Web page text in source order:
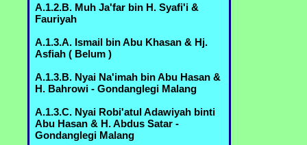
& Hj. Umi Habibah binti Sahlan
B.3.5.D.3. - Margorejo
A.6.3.F. Nyai Syifa' bin Ahmad Marzuki
& Kyai Idris Zainuddin - Bureng
A.6.3.G. Nyai Batul bin Ahmad Marzuki
& Ikhsan,Kyai Thoha - Bureng
B.3.5.B. Kyai Abdul Manan bin Mustofa
& Nyai Romlah bin Kyai Abdurrahman
A.6.2.A. - Bureng
A.1.2.B. Muh Ja'far bin H. Syafi'i &
Fauriyah
A.1.3.A. Ismail bin Abu Khasan & Hj.
Asfiah ( Belum )
A.1.3.B. Nyai Na'imah bin Abu Hasan &
H. Bahrowi - Gondanglegi Malang
A.1.3.C. Nyai Robi'atul Adawiyah binti
Abu Hasan & H. Abdus Satar -
Gondanglegi Malang